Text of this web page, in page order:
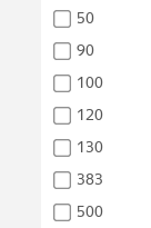
50
90
100
120
130
383
500